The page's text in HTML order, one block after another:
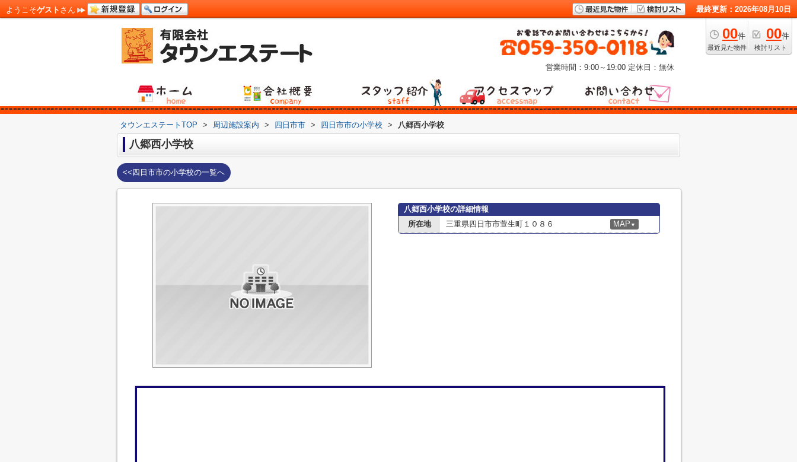
ようこそゲスト さん 最終更新：2026年08月10日
00件
最近見た物件
00件
検討リスト
営業時間：9:00～19:00 定休日：無休
タウンエステートTOP > 周辺施設案内 > 四日市市 > 四日市市の小学校 > 八郷西小学校
八郷西小学校
<<四日市市の小学校の一覧へ
八郷西小学校の詳細情報
所在地
三重県四日市市萱生町１０８６ MAP ▼